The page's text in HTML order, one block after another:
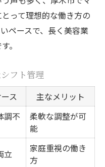
って理想的な働き方の
ペースで、長く美容業
。
フト管理
ス 主なメリット
調不
柔軟な調整が可
能
立
家庭重視の働き
方